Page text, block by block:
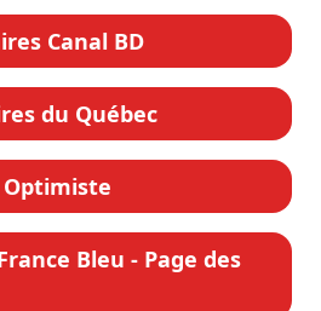
Canal BD
du Québec
Bleu - Page des